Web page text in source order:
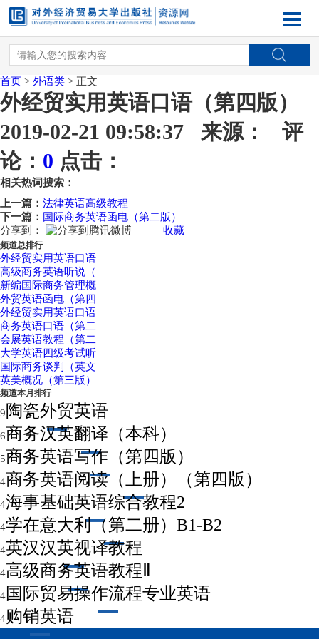
首页 > 外语类 > 正文
外经贸实用英语口语（第四版）
2019-02-21 09:58:37 来源： 评
论： 0 点击：
相关热词搜索：
上一篇： 法律英语高级教程
下一篇： 国际商务英语函电（第二版）
分享到：
收藏
频道总排行
外经贸实用英语口语
高级商务英语听说（
新编国际商务管理概
外贸英语函电（第四
外经贸实用英语口语
商务英语口语（第二
会展英语教程（第二
大学英语四级考试听
国际商务谈判（英文
英美概况（第三版）
频道本月排行
9 陶瓷外贸英语
6商务汉英翻译（本科）
5商务英语写作（第四版）
4商务英语阅读（上册）（第四版）
4海事基础英语综合教程2
4学在意大利（第二册）B1-B2
4英汉汉英视译教程
4高级商务英语教程Ⅱ
4国际贸易操作流程专业英语
4购销英语